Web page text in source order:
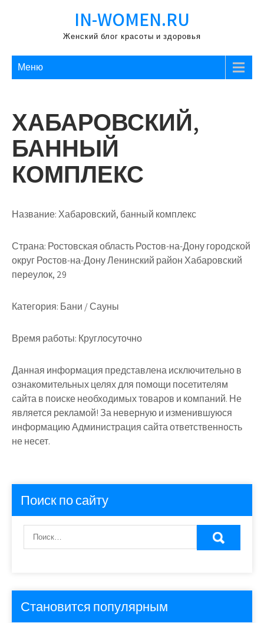
IN-WOMEN.RU
Женский блог красоты и здоровья
Меню
ХАБАРОВСКИЙ,
БАННЫЙ
КОМПЛЕКС
Название:Хабаровский, банный комплекс
Страна: Ростовская область Ростов-на-Дону городской
округ Ростов-на-Дону Ленинский район Хабаровский
переулок, 29
Категория: Бани / Сауны
Время работы: Круглосуточно
Данная информация представлена исключительно в
ознакомительных целях для помощи посетителям
сайта в поиске необходимых товаров и компаний. Не
является рекламой! За неверную и изменившуюся
информацию Администрация сайта ответственность
не несет.
Поиск по сайту
Становится популярным